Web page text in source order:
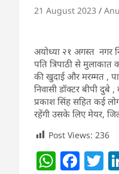
21 August 2023
अयोध्या २१ अगस्त नगर
पति त्रिपाठी से
की खुदाई और मरम्मत ,
निवासी डॉक्टर बीपी दुबे
प्रकाश सिंह सहित कई
रहेंगी उसके लिए मेयर,
Post Views: 236
W F T